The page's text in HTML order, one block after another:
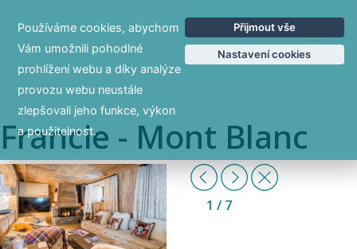
EN
Francie - Mont Blanc
Previous
Další
1 / 7
Zpět
Používáme cookies, abychom
Vám umožnili pohodlné
prohlížení webu a díky analýze
provozu webu neustále
zlepšovali jeho funkce, výkon
a použitelnost.
Přijmout vše
Nastavení cookies